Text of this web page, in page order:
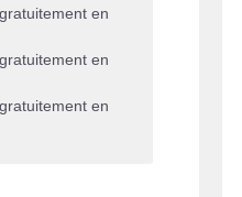
en
en
en